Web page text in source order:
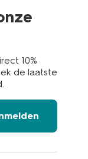
10%
de laatste